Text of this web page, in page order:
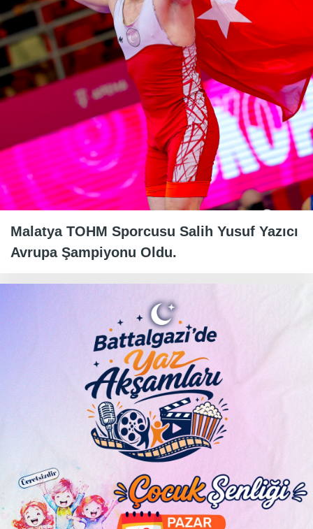
Malatya TOHM Sporcusu Salih Yusuf Yazıcı
Avrupa Şampiyonu Oldu.